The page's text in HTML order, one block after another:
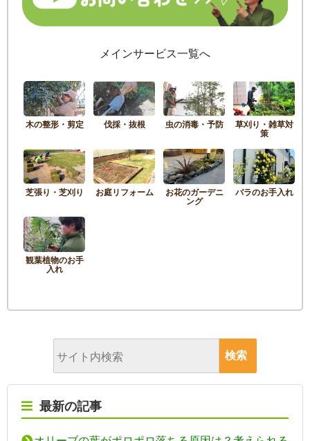
メインサービス一覧へ
木の整形・剪定 伐採・抜根 虫の消毒・予防 草刈り・雑草対
策
芝張り・芝刈り お庭リフォーム お花のガーデニ
ング
バラのお手入れ
観葉植物のお手
入れ
最新の記事